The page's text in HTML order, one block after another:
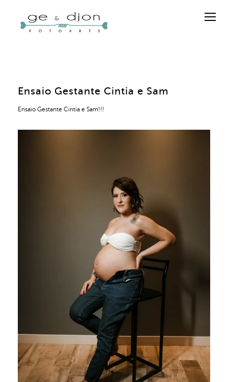
Ensaio Gestante Cintia e Sam
Ensaio Gestante Cintia e Sam!!!